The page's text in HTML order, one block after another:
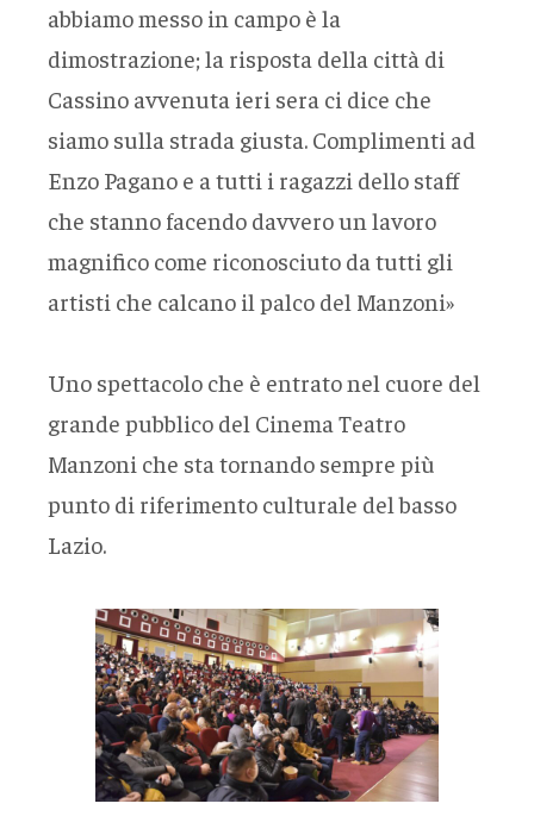
abbiamo messo in campo è la
dimostrazione; la risposta della città di
Cassino avvenuta ieri sera ci dice che
siamo sulla strada giusta. Complimenti ad
Enzo Pagano e a tutti i ragazzi dello staff
che stanno facendo davvero un lavoro
magnifico come riconosciuto da tutti gli
artisti che calcano il palco del Manzoni»
Uno spettacolo che è entrato nel cuore del
grande pubblico del Cinema Teatro
Manzoni che sta tornando sempre più
punto di riferimento culturale del basso
Lazio.